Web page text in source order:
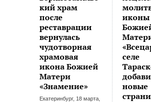
кий храм
после
реставрации
вернулась
чудотворная
храмовая
икона Божией
Матери
«Знамение»
Екатеринбург, 18 марта,
иконы
селе
новые